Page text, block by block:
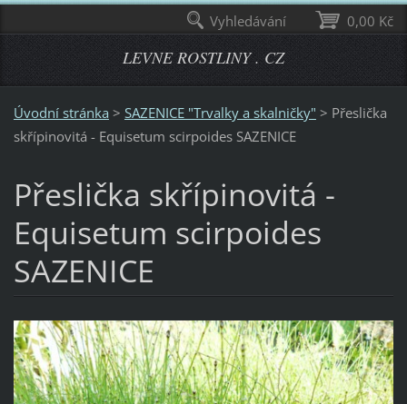
LEVNE ROSTLINY . CZ
Úvodní stránka > SAZENICE "Trvalky a skalničky" > Přeslička
skřípinovitá - Equisetum scirpoides SAZENICE
Přeslička skřípinovitá -
Equisetum scirpoides
SAZENICE
0,00 Kč
Vyhledávání